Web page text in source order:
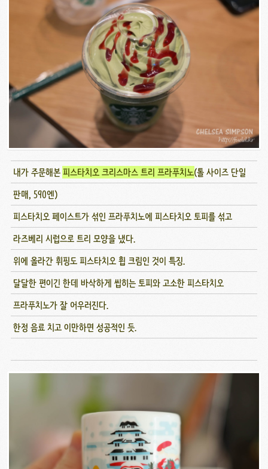
내가 주문해본피스타치오 크리스마스 트리 프라푸치노(톨 사이즈 단일
판매, 590엔)
피스타치오 페이스트가 섞인 프라푸치노에 피스타치오 토피를 섞고
라즈베리 시럽으로 트리 모양을 냈다.
위에 올라간 휘핑도 피스타치오 휩 크림인 것이 특징.
달달한 편이긴 한데 바삭하게 씹히는 토피와 고소한 피스타치오
프라푸치노가 잘 어우러진다.
한정 음료 치고 이만하면 성공적인 듯.